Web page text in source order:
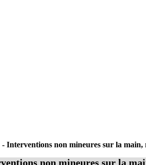
Interventions non mineures sur la main,
non mineures sur la